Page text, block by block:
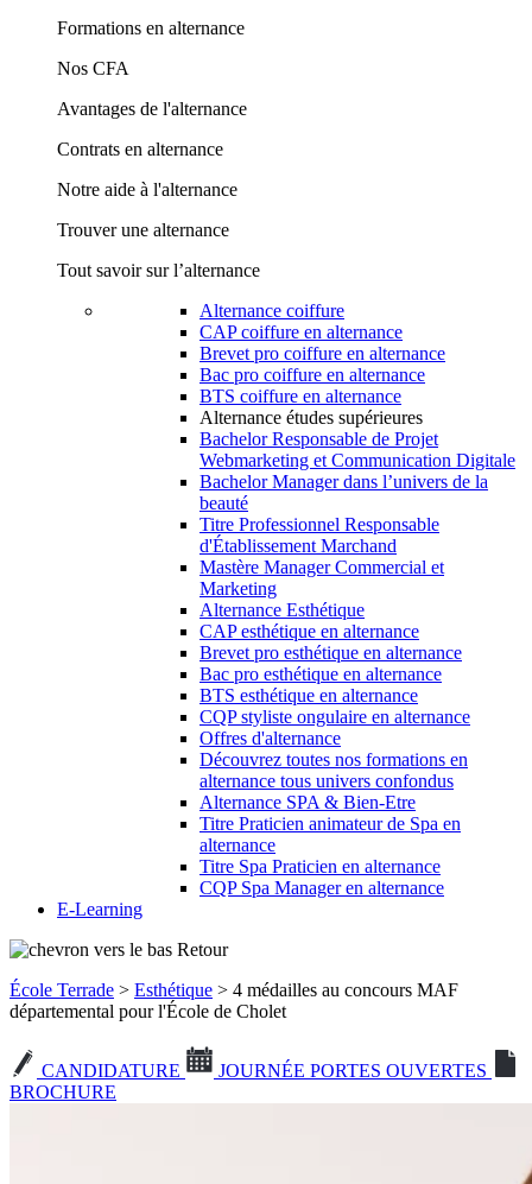
Formations en alternance
Nos CFA
Avantages de l'alternance
Contrats en alternance
Notre aide à l'alternance
Trouver une alternance
Tout savoir sur l’alternance
Alternance coiffure
CAP coiffure en alternance
Brevet pro coiffure en alternance
Bac pro coiffure en alternance
BTS coiffure en alternance
Alternance études supérieures
Bachelor Responsable de Projet
Webmarketing et Communication Digitale
Bachelor Manager dans l’univers de la
beauté
Titre Professionnel Responsable
d'Établissement Marchand
Mastère Manager Commercial et
Marketing
Alternance Esthétique
CAP esthétique en alternance
Brevet pro esthétique en alternance
Bac pro esthétique en alternance
BTS esthétique en alternance
CQP styliste ongulaire en alternance
Offres d'alternance
Découvrez toutes nos formations en
alternance tous univers confondus
Alternance SPA & Bien-Etre
Titre Praticien animateur de Spa en
alternance
Titre Spa Praticien en alternance
CQP Spa Manager en alternance
E-Learning
Retour
École Terrade > Esthétique > 4 médailles au concours MAF
départemental pour l'École de Cholet
CANDIDATURE
JOURNÉE PORTES OUVERTES
BROCHURE